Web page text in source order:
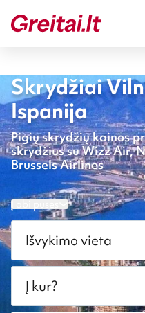
Skrydžiai
Ispanija
Pigių skrydžių kainos
skrydžius su Wizz Air,
Brussels Airlines
Į abi puses
Išvykimo vieta
Į kur?